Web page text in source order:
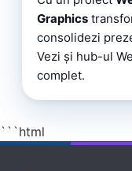
Graphics
consolidezi
Vezi și hub-ul
complet.
```html